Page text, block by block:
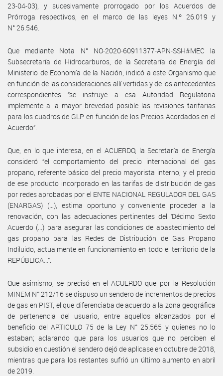
23-04-03), y sucesivamente prorrogado por los Acuerdos de
Prórroga respectivos, en el marco de las leyes N.º 26.019 y
N° 26.546.
Que mediante Nota N° NO-2020-60911377-APN-SSH#MEC la
Subsecretaría de Hidrocarburos, de la Secretaría de Energía del
Ministerio de Economía de la Nación, indicó a este Organismo que
en función de las consideraciones allí vertidas y de los antecedentes
correspondientes “se instruye a esa Autoridad Regulatoria
implemente a la mayor brevedad posible las revisiones tarifarias
para los cuadros de GLP en función de los Precios Acordados en el
Acuerdo”.
Que, en lo que interesa, en el ACUERDO, la Secretaría de Energía
consideró “el comportamiento del precio internacional del gas
propano, referente básico del precio mayorista interno, y el precio
de ese producto incorporado en las tarifas de distribución de gas
por redes aprobadas por el ENTE NACIONAL REGULADOR DEL GAS
(ENARGAS) (…), estima oportuno y conveniente proceder a la
renovación, con las adecuaciones pertinentes del ‘Décimo Sexto
Acuerdo (…) para asegurar las condiciones de abastecimiento del
gas propano para las Redes de Distribución de Gas Propano
Indiluido, actualmente en funcionamiento en todo el territorio de la
REPÚBLICA…”.
Que asimismo, se precisó en el ACUERDO que por la Resolución
MINEM N° 212/16 se dispuso un sendero de incrementos de precios
de gas en PIST, el que diferenciaba de acuerdo a la zona geográfica
de pertenencia del usuario, entre aquellos alcanzados por el
beneficio del ARTICULO 75 de la Ley N° 25.565 y quienes no lo
estaban; aclarando que para los usuarios que no perciben el
subsidio en cuestión el sendero dejó de aplicase en octubre de 2018,
mientras que para los restantes sufrió un último aumento en abril
de 2019.